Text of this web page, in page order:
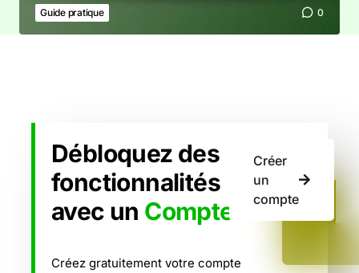
Guide pratique 0
Débloquez des
fonctionnalités
avec un Compte
Créez gratuitement votre compte
Créer
un
compte